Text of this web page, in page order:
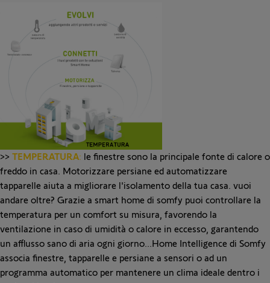
>> TEMPERATURA: le finestre sono la principale fonte di calore o
freddo in casa. Motorizzare persiane ed automatizzare
tapparelle aiuta a migliorare l'isolamento della tua casa. vuoi
andare oltre? Grazie a smart home di somfy puoi controllare la
temperatura per un comfort su misura, favorendo la
ventilazione in caso di umidità o calore in eccesso, garantendo
un afflusso sano di aria ogni giorno...Home Intelligence di Somfy
associa finestre, tapparelle e persiane a sensori o ad un
programma automatico per mantenere un clima ideale dentro i